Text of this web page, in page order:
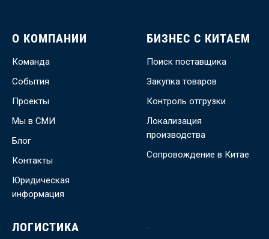
О КОМПАНИИ
Команда
События
Проекты
Мы в СМИ
Блог
Контакты
Юридическая
информация
БИЗНЕС С КИТАЕМ
Поиск поставщика
Закупка товаров
Контроль отгрузки
Локализация
производства
Сопровождение в Китае
ЛОГИСТИКА -